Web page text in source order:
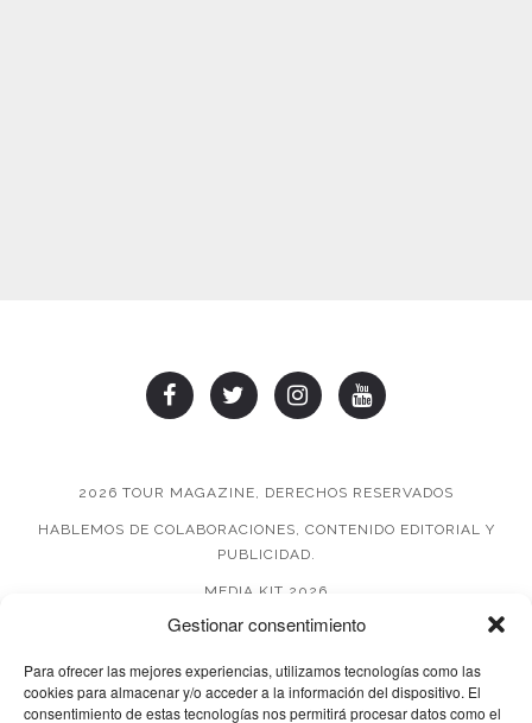
Gestionar consentimiento
Para ofrecer las mejores experiencias, utilizamos tecnologías como las
cookies para almacenar y/o acceder a la información del dispositivo. El
consentimiento de estas tecnologías nos permitirá procesar datos como el
2026 TOUR MAGAZINE, DERECHOS RESERVADOS
HABLEMOS DE COLABORACIONES, CONTENIDO EDITORIAL Y
PUBLICIDAD.
MEDIA KIT 2026
AVISO DE PRIVACIDAD